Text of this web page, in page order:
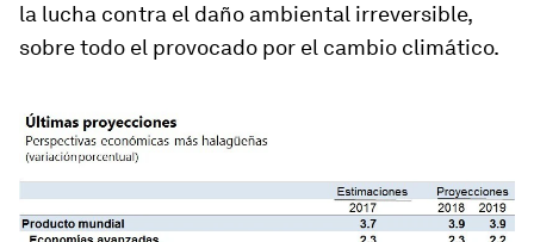
la lucha contra el daño ambiental irreversible,
sobre todo el provocado por el cambio climático.